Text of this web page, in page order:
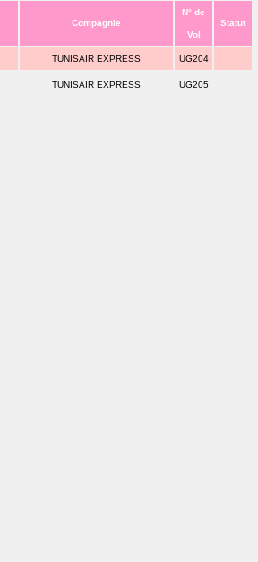
Compagnie
N° de
Vol
Statut
TUNISAIR EXPRESS UG204
TUNISAIR EXPRESS UG205